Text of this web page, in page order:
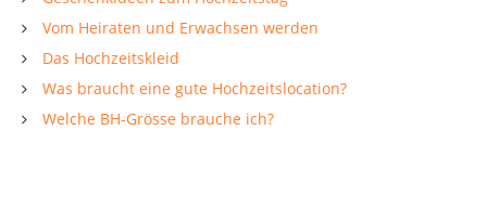
Vom Heiraten und Erwachsen werden
Das Hochzeitskleid
Was braucht eine gute Hochzeitslocation?
Welche BH-Grösse brauche ich?